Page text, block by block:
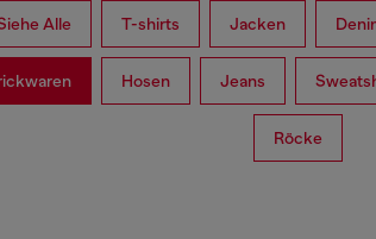
Alle T-shirts Jacken
Hosen Jeans
Röcke